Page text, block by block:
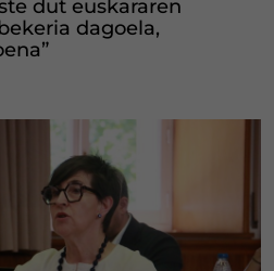
dut euskararen
dagoela,